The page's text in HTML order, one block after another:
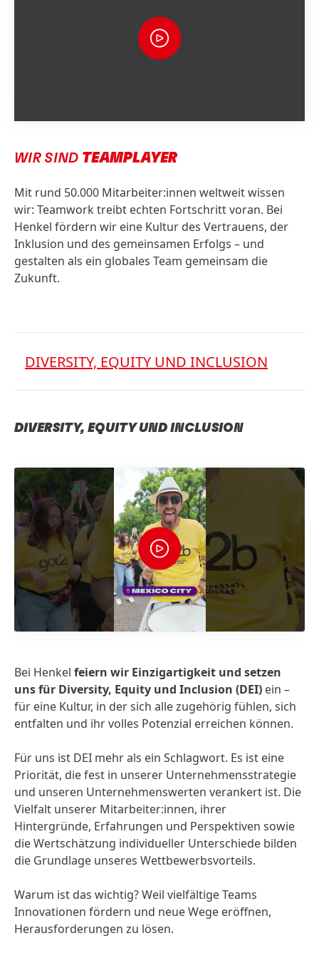
WIR SIND TEAMPLAYER
Mit rund 50.000 Mitarbeiter:innen weltweit wissen
wir: Teamwork treibt echten Fortschritt voran. Bei
Henkel fördern wir eine Kultur des Vertrauens, der
Inklusion und des gemeinsamen Erfolgs – und
gestalten als ein globales Team gemeinsam die
Zukunft.
DIVERSITY, EQUITY UND INCLUSION
DIVERSITY, EQUITY UND INCLUSION
Bei Henkel feiern wir Einzigartigkeit und setzen
uns für Diversity, Equity und Inclusion (DEI) ein –
für eine Kultur, in der sich alle zugehörig fühlen, sich
entfalten und ihr volles Potenzial erreichen können.
Für uns ist DEI mehr als ein Schlagwort. Es ist eine
Priorität, die fest in unserer Unternehmensstrategie
und unseren Unternehmenswerten verankert ist. Die
Vielfalt unserer Mitarbeiter:innen, ihrer
Hintergründe, Erfahrungen und Perspektiven sowie
die Wertschätzung individueller Unterschiede bilden
die Grundlage unseres Wettbewerbsvorteils.
Warum ist das wichtig? Weil vielfältige Teams
Innovationen fördern und neue Wege eröffnen,
Herausforderungen zu lösen.